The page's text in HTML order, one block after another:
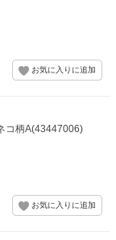
コ柄A(43447006)